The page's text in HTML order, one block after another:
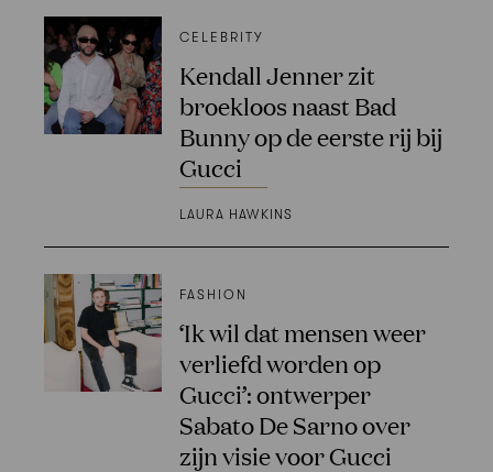
CELEBRITY
Kendall Jenner zit
broekloos naast Bad
Bunny op de eerste rij bij
Gucci
LAURA HAWKINS
FASHION
‘Ik wil dat mensen weer
verliefd worden op
Gucci’: ontwerper
Sabato De Sarno over
zijn visie voor Gucci